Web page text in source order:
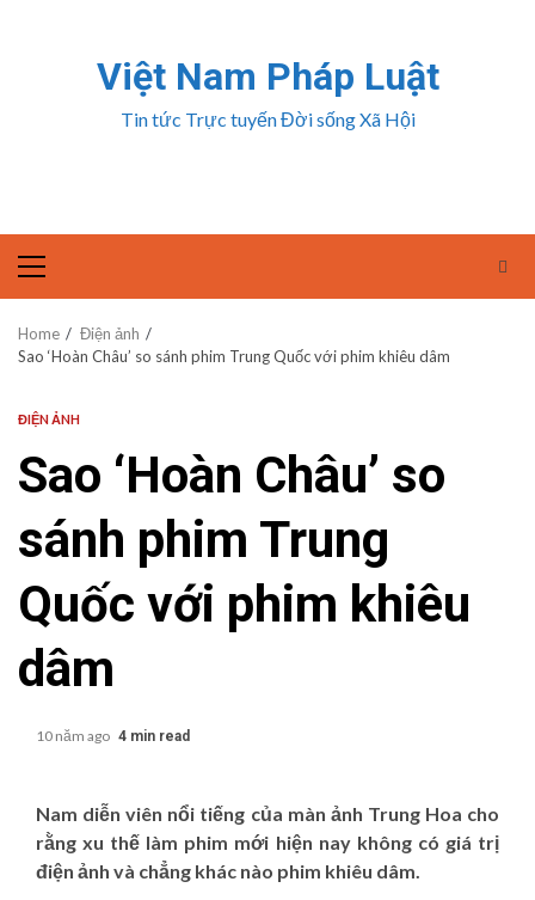
Việt Nam Pháp Luật
Tin tức Trực tuyến Đời sống Xã Hội
Primary
Menu
Home
Điện ảnh
Sao ‘Hoàn Châu’ so sánh phim Trung Quốc với phim khiêu dâm
ĐIỆN ẢNH
Sao ‘Hoàn Châu’ so
sánh phim Trung
Quốc với phim khiêu
dâm
10 năm ago 4 min read
Nam diễn viên nổi tiếng của màn ảnh Trung Hoa cho
rằng xu thế làm phim mới hiện nay không có giá trị
điện ảnh và chẳng khác nào phim khiêu dâm.